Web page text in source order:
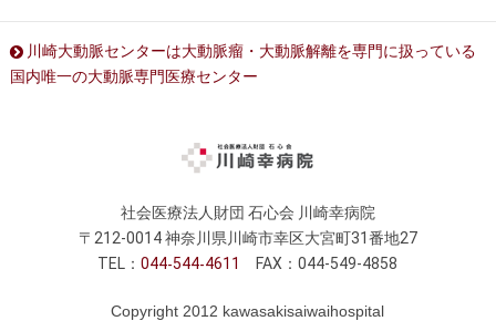
川崎大動脈センターは大動脈瘤・大動脈解離を専門に扱っている
国内唯一の大動脈専門医療センター
社会医療法人財団 石心会 川崎幸病院
〒212-0014 神奈川県川崎市幸区大宮町31番地27
TEL：044 544 4611 FAX：044-549-4858
Copyright 2012 kawasakisaiwaihospital